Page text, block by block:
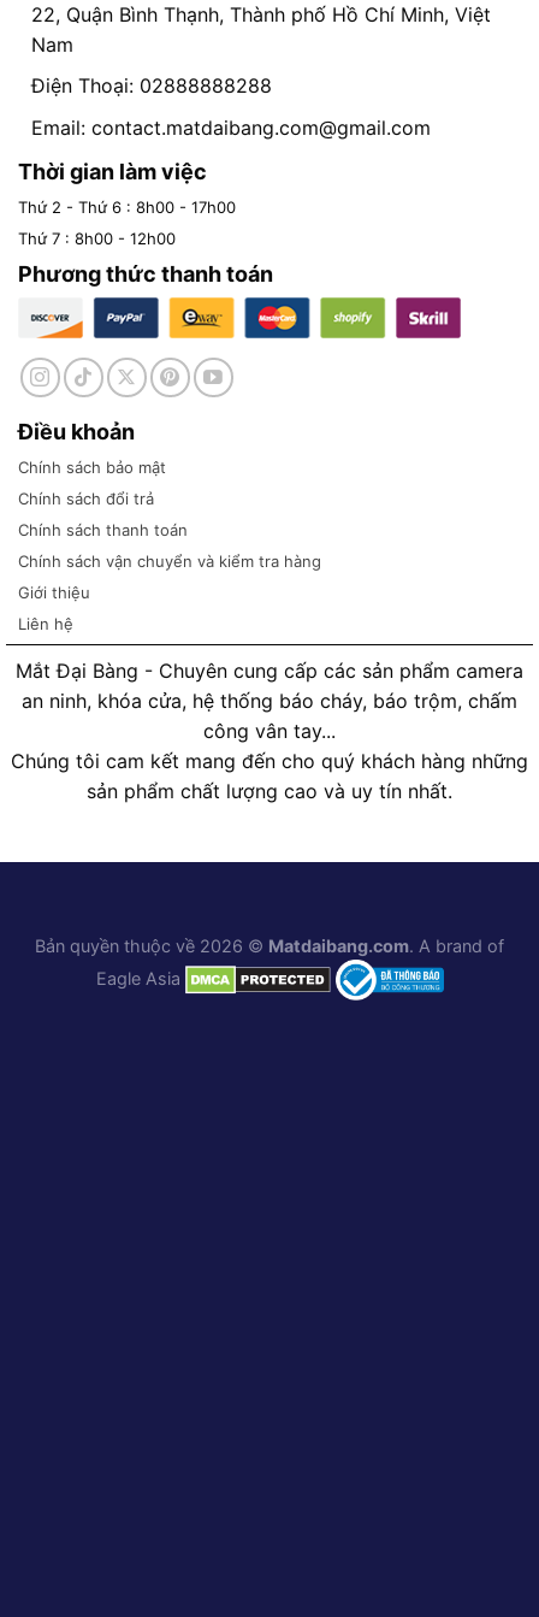
22, Quận Bình Thạnh, Thành phố Hồ Chí Minh, Việt
Nam
Điện Thoại: 02888888288
Email: contact.matdaibang.com@gmail.com
Thời gian làm việc
Thứ 2 - Thứ 6 : 8h00 - 17h00
Thứ 7 : 8h00 - 12h00
Phương thức thanh toán
Điều khoản
Chính sách bảo mật
Chính sách đổi trả
Chính sách thanh toán
Chính sách vận chuyển và kiểm tra hàng
Giới thiệu
Liên hệ
Mắt Đại Bàng - Chuyên cung cấp các sản phẩm camera
an ninh, khóa cửa, hệ thống báo cháy, báo trộm, chấm
công vân tay...
Chúng tôi cam kết mang đến cho quý khách hàng những
sản phẩm chất lượng cao và uy tín nhất.
Bản quyền thuộc về 2026 © Matdaibang.com. A brand of
Eagle Asia